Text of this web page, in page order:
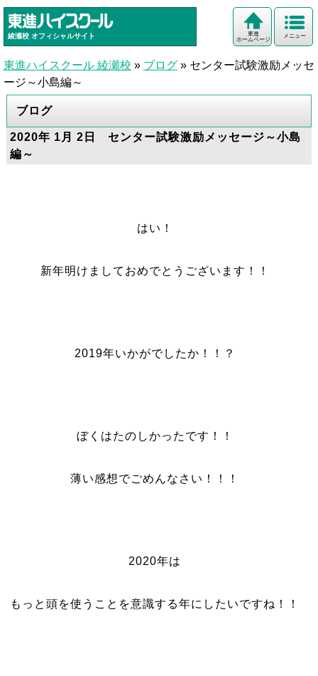
綾瀬校 オフィシャルサイト メニュー
東進
ホームページ
東進ハイスクール 綾瀬校 » ブログ » センター試験激励メッセ
ージ～小島編～
ブログ
2020年 1月 2日 センター試験激励メッセージ～小島
編～
はい！
新年明けましておめでとうございます！！
2019年いかがでしたか！！？
ぼくはたのしかったです！！
薄い感想でごめんなさい！！！
2020年は
もっと頭を使うことを意識する年にしたいですね！！